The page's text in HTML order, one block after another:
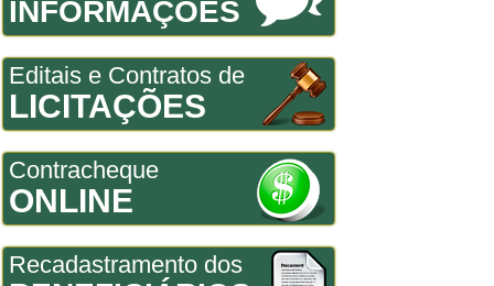
INFORMAÇÕES
Editais e Contratos de
LICITAÇÕES
Contracheque
ONLINE
Recadastramento dos